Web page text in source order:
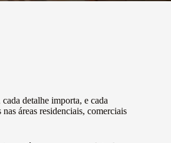
detalhe importa, e cada
áreas residenciais, comerciais